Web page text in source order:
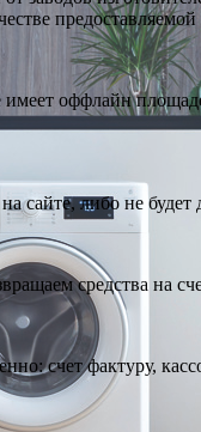
оффлайн
сайте, либо не будет
средства на
счет фактуру,